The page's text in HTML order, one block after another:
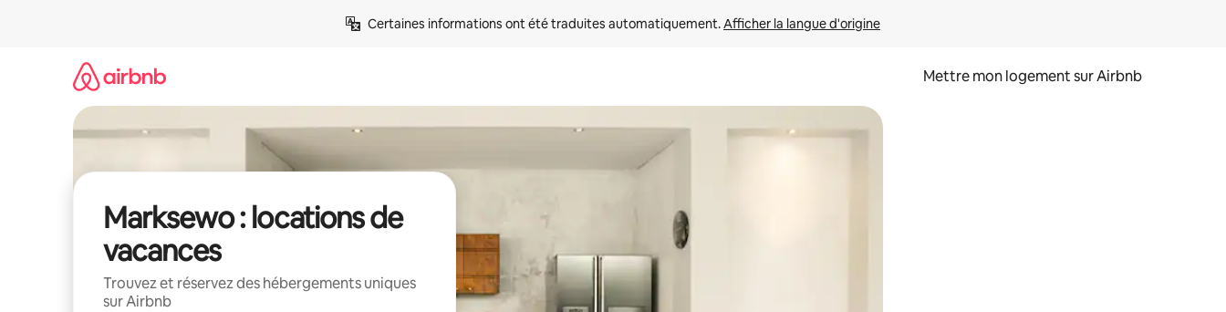
Certaines informations ont été traduites automatiquement. Afficher la langue d'origine
Mettre mon logement sur Airbnb
Marksewo : locations de
vacances
Trouvez et réservez des hébergements uniques
sur Airbnb